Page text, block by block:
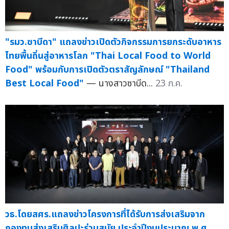
"รมว.ซาบีดา" แถลงข่าวเปิดตัวกิจกรรมการยกระดับอาหาร
ไทยพื้นถิ่นสู่อาหารโลก "Thai Local Food to World
Food" พร้อมกับการเปิดตัวตราสัญลักษณ์ "Thailand
Best Local Food" — นางสาวซาบีด... 23 ก.ค.
วธ.โดยสศร.แถลงข่าวโครงการที่ได้รับการส่งเสริมจาก